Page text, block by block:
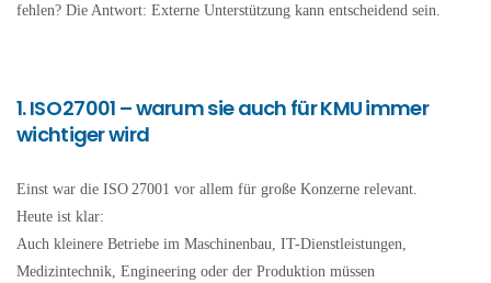
fehlen? Die Antwort: Externe Unterstützung kann entscheidend sein.
1. ISO 27001 – warum sie auch für KMU immer
wichtiger wird
Einst war die ISO 27001 vor allem für große Konzerne relevant.
Heute ist klar:
Auch kleinere Betriebe im Maschinenbau, IT-Dienstleistungen,
Medizintechnik, Engineering oder der Produktion müssen